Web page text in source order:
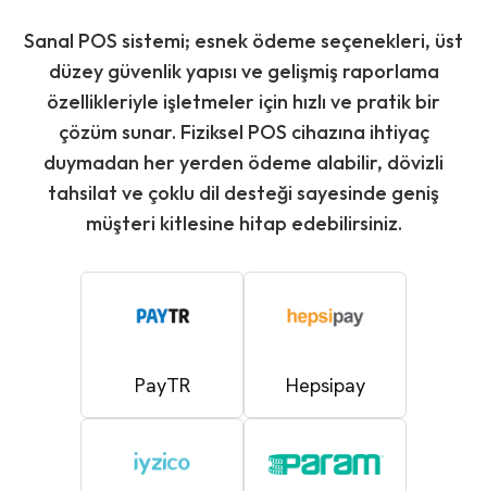
Sanal POS sistemi; esnek ödeme seçenekleri, üst
düzey güvenlik yapısı ve gelişmiş raporlama
özellikleriyle işletmeler için hızlı ve pratik bir
çözüm sunar. Fiziksel POS cihazına ihtiyaç
duymadan her yerden ödeme alabilir, dövizli
tahsilat ve çoklu dil desteği sayesinde geniş
müşteri kitlesine hitap edebilirsiniz.
PayTR Hepsipay